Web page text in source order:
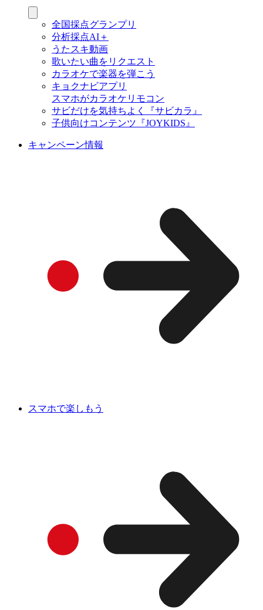
全国採点グランプリ
分析採点AI＋
うたスキ動画
歌いたい曲をリクエスト
カラオケで楽器を弾こう
キョクナビアプリ
スマホがカラオケリモコン
サビだけを気持ちよく『サビカラ』
子供向けコンテンツ『JOYKIDS』
キャンペーン情報
スマホで楽しもう